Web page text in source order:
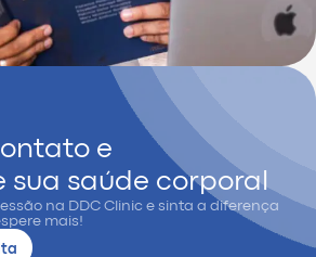
e
sua saúde corporal
na DDC Clinic e sinta a diferença
mais!